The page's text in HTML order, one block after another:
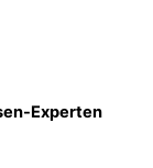
Experten